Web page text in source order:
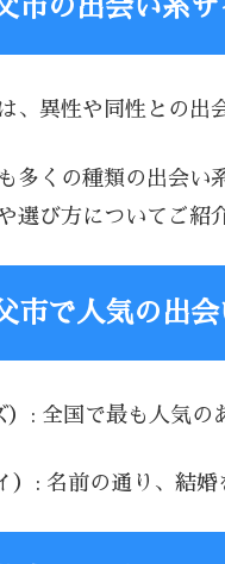
市の出会い系
、異性や同性との出
多くの種類の出会い
選び方についてご紹
市で人気の出
: 全国で最も人気の
）: 名前の通り、結